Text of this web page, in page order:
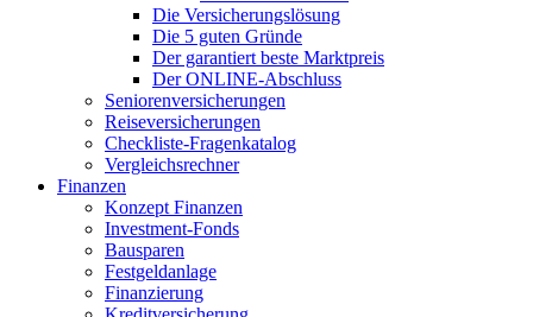
Die Versicherungslösung
Die 5 guten Gründe
Der garantiert beste Marktpreis
Der ONLINE-Abschluss
Seniorenversicherungen
Reiseversicherungen
Checkliste-Fragenkatalog
Vergleichsrechner
Finanzen
Konzept Finanzen
Investment-Fonds
Bausparen
Festgeldanlage
Finanzierung